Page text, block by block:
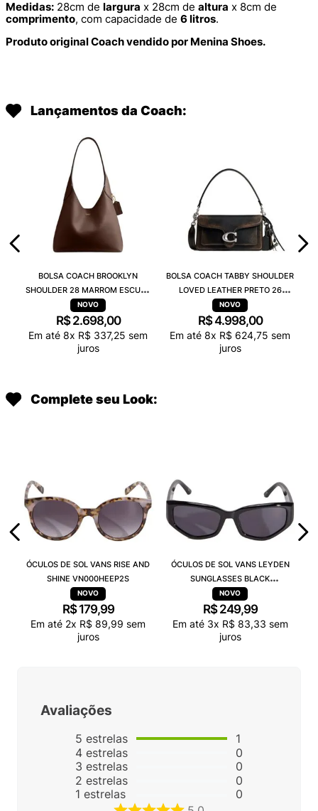
Medidas: 28cm de largura x 28cm de altura x 8cm de
comprimento, com capacidade de 6 litros.
Produto original Coach vendido por Menina Shoes.
Lançamentos da Coach:
BOLSA COACH BROOKLYN
SHOULDER 28 MARROM ESCURO
CU068B4MPL
R$ 2.698,00
Em até 8x R$ 337,25 sem
juros
BOLSA COACH TABBY SHOULDER
LOVED LEATHER PRETO 26
CBH35LHPMZ
R$4.998,00
Em até 8x R$ 624,75 sem
juros
Complete seu Look:
ÓCULOS DE SOL VANS RISE AND
SHINE VN000HEEP2S
R$ 179,99
Em até 2x R$ 89,99 sem
juros
ÓCULOS DE SOL VANS LEYDEN
SUNGLASSES BLACK
VN000T0CBLK
R$ 249,99
Em até 3x R$ 83,33 sem
juros
Avaliações
5 estrelas
4 estrelas
3 estrelas
2 estrelas
1 estrelas
1
0
0
0
0